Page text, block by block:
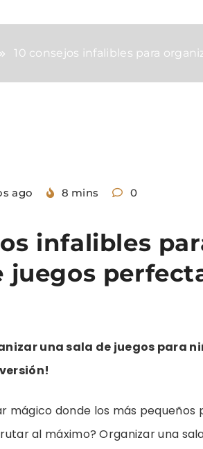
10 consejos infalibles para
ago 8 mins 0
infalibles
juegos
una sala de juegos para
mágico donde los más
al máximo? Organizar una